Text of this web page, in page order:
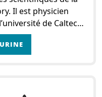
Il est physicien
de Caltech
de la série :